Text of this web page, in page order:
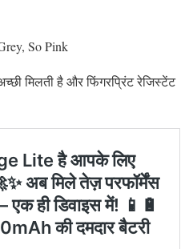
So Pink
मिलती है और फिंगरप्रिंट रेजिस्टेंट